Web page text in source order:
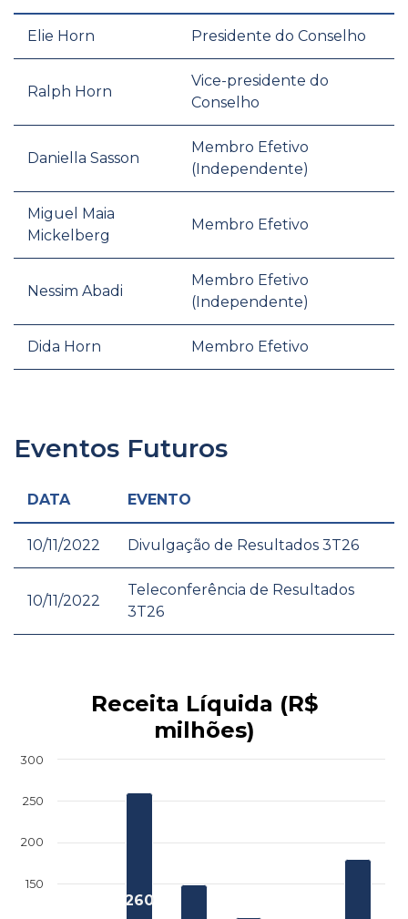
Elie Horn Presidente do Conselho
Ralph Horn
Vice-presidente do
Conselho
Daniella Sasson
Membro Efetivo
(Independente)
Miguel Maia
Mickelberg
Membro Efetivo
Nessim Abadi
Membro Efetivo
(Independente)
Dida Horn Membro Efetivo
Eventos Futuros
DATA EVENTO
10/11/2022 Divulgação de Resultados 3T26
10/11/2022
Teleconferência de Resultados
3T26
Receita Líquida (R$
milhões)
260
150
200
250
300